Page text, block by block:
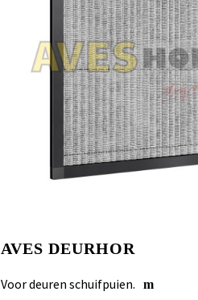
AVES DEURHOR
Voor deuren schuifpuien.